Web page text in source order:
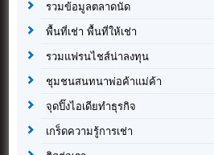
รวมข้อมูลตลาดนัด
พื้นที่เช่า พื้นที่ให้เช่า
รวมแฟรนไชส์น่าลงทุน
ชุมชนสนทนาพ่อค้าแม่ค้า
จุดปิ๊งไอเดียทำธุรกิจ
เกร็ดความรู้การเช่า